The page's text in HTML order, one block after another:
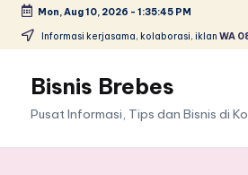
Skip
content
Mon, Aug 10, 2026 - 1:35:45 PM
Informasi kerjasama, kolaborasi, iklan WA
Bisnis Brebes
Pusat Informasi, Tips dan Bisnis di